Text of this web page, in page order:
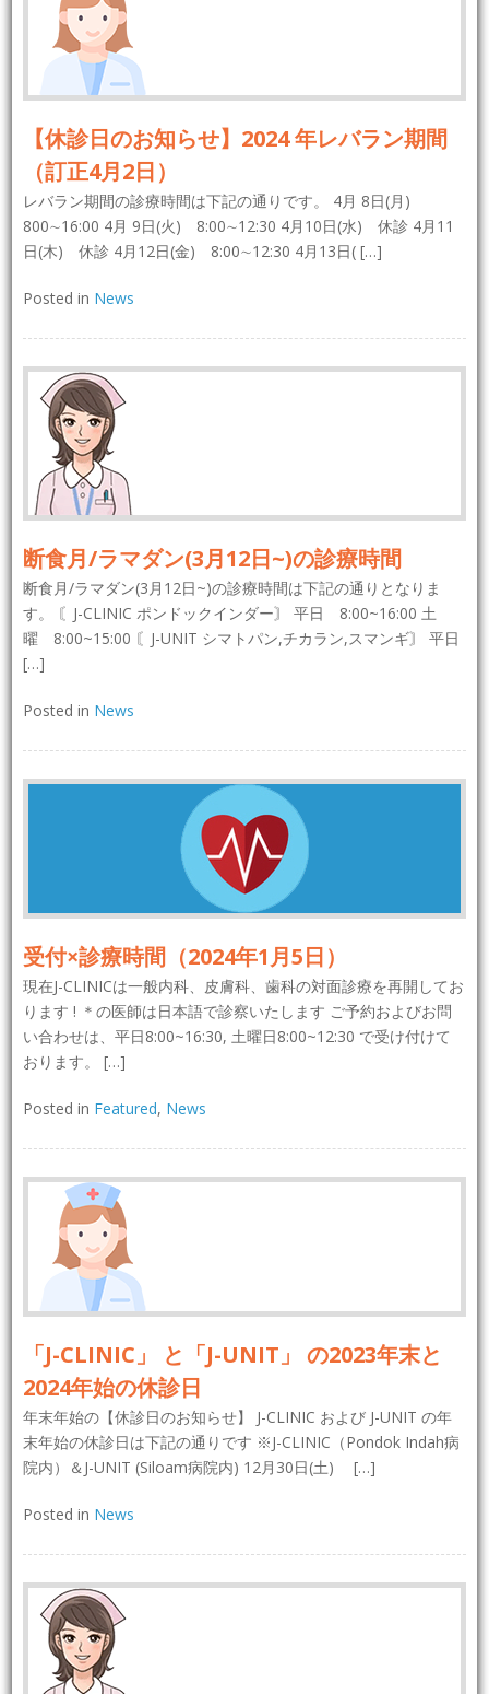
【休診日のお知らせ】2024 年レバラン期間
（訂正4月2日）
レバラン期間の診療時間は下記の通りです。 4月 8日(月)
800∼16:00 4月 9日(火) 8:00∼12:30 4月10日(水) 休診 4月11
日(木) 休診 4月12日(金) 8:00∼12:30 4月13日( […]
Posted in News
断食月/ラマダン(3月12日~)の診療時間
断食月/ラマダン(3月12日~)の診療時間は下記の通りとなりま
す。 〘J-CLINIC ポンドックインダー〙 平日 8:00~16:00 土
曜 8:00~15:00 〘J-UNIT シマトパン,チカラン,スマンギ〙 平日
[…]
Posted in News
受付×診療時間（2024年1月5日）
現在J-CLINICは一般内科、皮膚科、歯科の対面診療を再開してお
ります ! ＊の医師は日本語で診察いたします ご予約およびお問
い合わせは、平日8:00~16:30, 土曜日8:00~12:30 で受け付けて
おります。 […]
Posted in Featured, News
「J-CLINIC」 と「J-UNIT」 の2023年末と
2024年始の休診日
年末年始の【休診日のお知らせ】 J-CLINIC および J-UNIT の年
末年始の休診日は下記の通りです ※J-CLINIC（Pondok Indah病
院内）＆J-UNIT (Siloam病院内) 12月30日(土) […]
Posted in News